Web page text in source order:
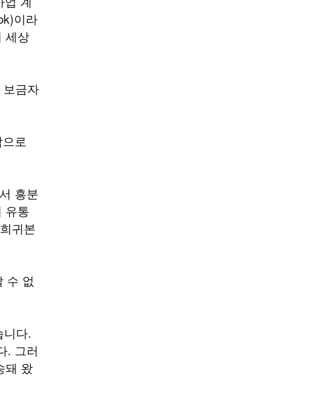
이라
세상
금자
로
흥분
유통
귀본
수 없
니다.
. 그러
돼 왔